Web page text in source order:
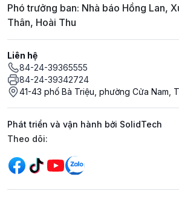
Phó trưởng ban: Nhà báo Hồng Lan,
Thân, Hoài Thu
Liên hệ
84-24-39365555
84-24-39342724
41-43 phố Bà Triệu, phường Cửa Nam,
Phát triển và vận hành bởi SolidTech
Mạng xã hội
Theo dõi: